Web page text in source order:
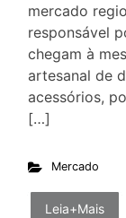
mercado
responsável
chegam à
artesanal de
acessórios,
[…]
Mercado
Leia+Mais